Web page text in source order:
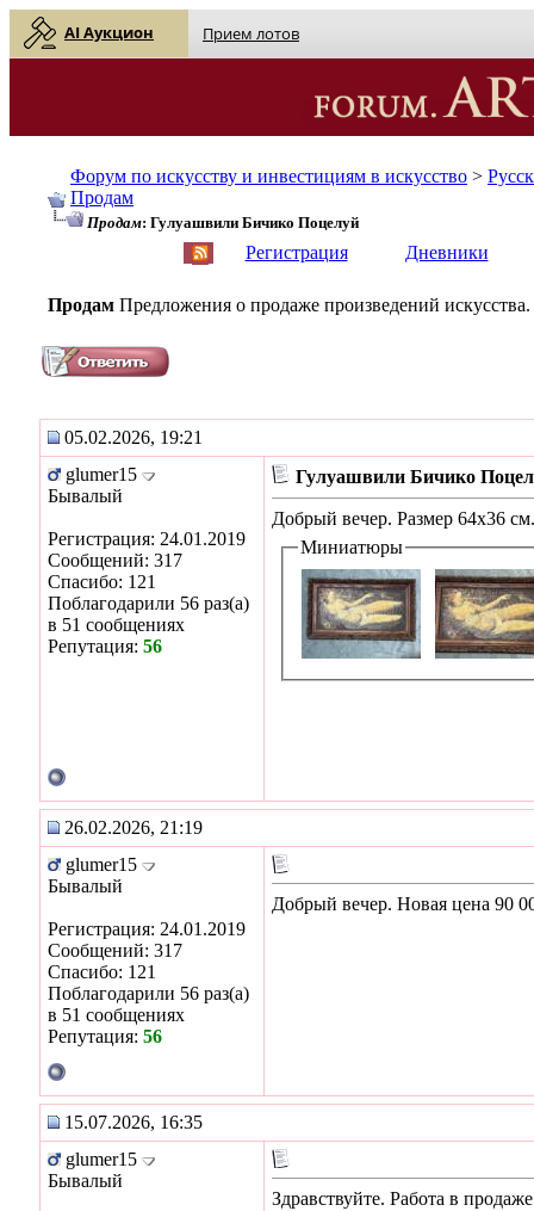
AI Аукцион Прием лотов
Форум по искусству и инвестициям в искусство >
Продам
Продам: Гулуашвили Бичико Поцелуй
Регистрация Дневники
Продам Предложения о продаже произведений искусства.
05.02.2026, 19:21
glumer15
Бывалый
Регистрация: 24.01.2019
Сообщений: 317
Спасибо: 121
Поблагодарили 56 раз(а)
в 51 сообщениях
Репутация: 56
Гулуашвили Бичико
Добрый вечер. Размер 64х36
Миниатюры
26.02.2026, 21:19
glumer15
Бывалый
Регистрация: 24.01.2019
Сообщений: 317
Спасибо: 121
Поблагодарили 56 раз(а)
в 51 сообщениях
Репутация: 56
Добрый вечер. Новая цена 90
15.07.2026, 16:35
glumer15
Бывалый
Здравствуйте. Работа в